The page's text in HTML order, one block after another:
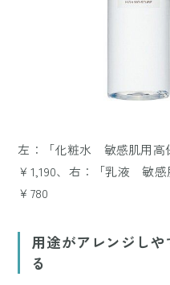
左：「化粧水 敏感肌用高
￥1,190、右：「乳液 敏
￥780
用途がアレンジし
る